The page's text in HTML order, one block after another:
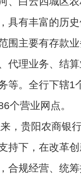
具有丰富的历
围主要有存款
代理业务、结
等。全行下辖1
个营业网点。
，贵阳农商银
持下，在改革
合规经营、统